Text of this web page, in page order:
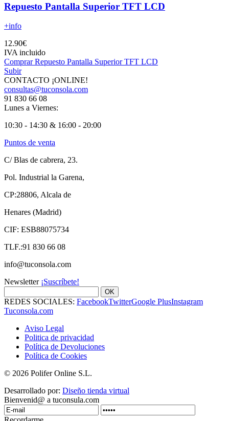
Repuesto Pantalla Superior TFT LCD
+info
12.90€
IVA incluido
Comprar Repuesto Pantalla Superior TFT LCD
Subir
CONTACTO ¡ONLINE!
consultas@tuconsola.com
91 830 66 08
Lunes a Viernes:
10:30 - 14:30 & 16:00 - 20:00
Puntos de venta
C/ Blas de cabrera, 23.
Pol. Industrial la Garena,
CP:28806, Alcala de
Henares (Madrid)
CIF: ESB88075734
TLF.:91 830 66 08
info@tuconsola.com
Newsletter ¡Suscríbete!
OK
REDES SOCIALES: FacebookTwitterGoogle PlusInstagram
Tuconsola.com
Aviso Legal
Politica de privacidad
Política de Devoluciones
Política de Cookies
© 2026 Polifer Online S.L.
Desarrollado por: Diseño tienda virtual
Bienvenid@ a tuconsula.com